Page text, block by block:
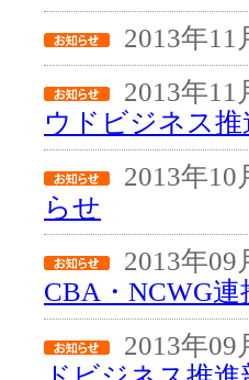
2013年11
2013年11
ウドビジネス
2013年10
らせ
2013年09
CBA・NCWG
2013年09